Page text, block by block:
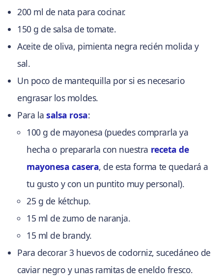
200 ml de nata para cocinar.
150 g de salsa de tomate.
Aceite de oliva, pimienta negra recién molida y
sal.
Un poco de mantequilla por si es necesario
engrasar los moldes.
Para lasalsa rosa:
100 g de mayonesa (puedes comprarla ya
hecha o prepararla con nuestra receta de
mayonesa casera, de esta forma te quedará a
tu gusto y con un puntito muy personal).
25 g de kétchup.
15 ml de zumo de naranja.
15 ml de brandy.
Para decorar 3 huevos de codorniz, sucedáneo de
caviar negro y unas ramitas de eneldo fresco.